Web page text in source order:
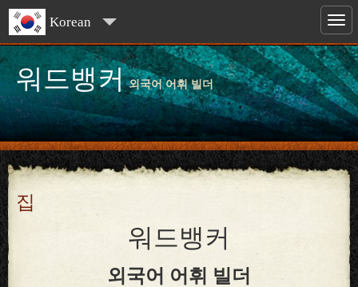
Korean
워드뱅커 외국어 어휘 빌더
집
워드뱅커
외국어 어휘 빌더